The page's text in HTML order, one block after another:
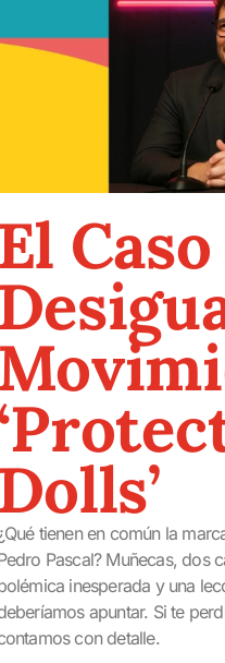
El Caso
Dolls’
tienen en común la
Pascal? Muñecas, dos
inesperada y una
apuntar. Si te
con detalle.